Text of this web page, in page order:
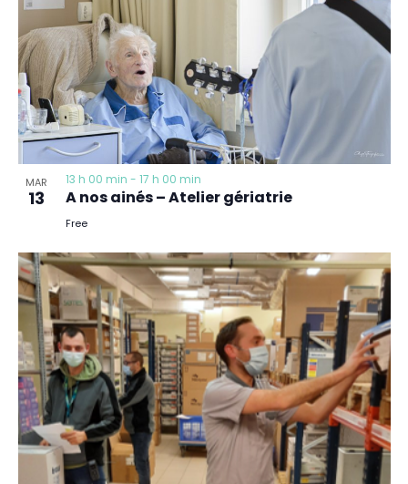
MAR
13
13 h 00 min - 17 h 00 min
A nos ainés – Atelier gériatrie
Free